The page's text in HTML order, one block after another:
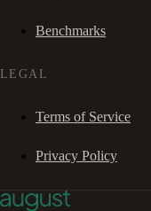
Benchmarks
LEGAL
Terms of Service
Privacy Policy